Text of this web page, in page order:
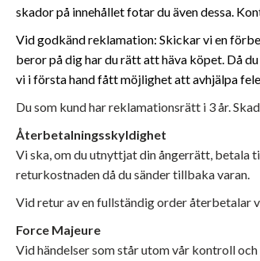
skador på innehållet fotar du även dessa.
Vid godkänd reklamation: Skickar vi en
beror på dig har du rätt att häva köpet. Då
vi i första hand fått möjlighet att avhjälpa
Du som kund har reklamationsrätt i 3 år.
Återbetalningsskyldighet
Vi ska, om du utnyttjat din ångerrätt, betala
returkostnaden då du sänder tillbaka varan.
Vid retur av en fullständig order återbetalar
Force Majeure
Vid händelser som står utom vår kontroll